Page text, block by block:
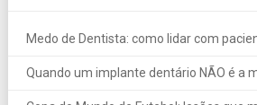
Medo de Dentista: como lidar com
Quando um implante dentário NÃO é a